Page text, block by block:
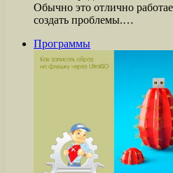
Обычно это отлично
создать проблемы.…
Программы